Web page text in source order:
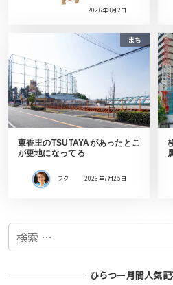
2026年8月2日
まち
東香里のTSUTAYAがあったとこ
が更地になってる
フク 2026年7月25日
検
ひらつー月間人気